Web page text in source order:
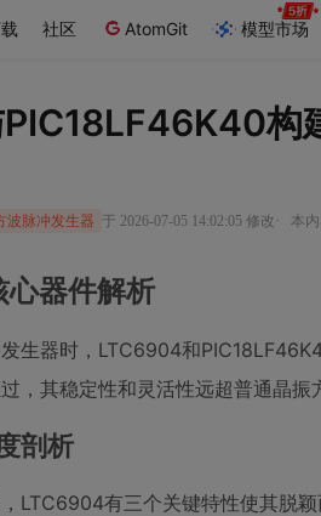
社区 AtomGit 模型市场
构
波脉冲发生器 于 2026-07-05 14:02:05 修改 · 本
心器件解析
生器时，LTC6904和
，其稳定性和灵活性远超普通晶振
剖析
LTC6904有三个关键特性使其脱